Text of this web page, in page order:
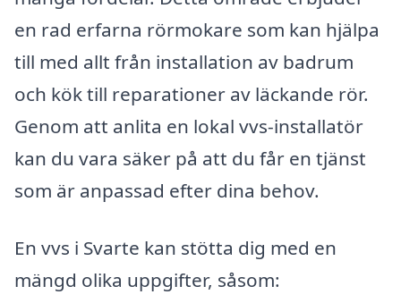
en rad erfarna rörmokare som kan hjälpa
till med allt från installation av badrum
och kök till reparationer av läckande rör.
Genom att anlita en lokal vvs-installatör
kan du vara säker på att du får en tjänst
som är anpassad efter dina behov.
En vvs i Svarte kan stötta dig med en
mängd olika uppgifter, såsom: